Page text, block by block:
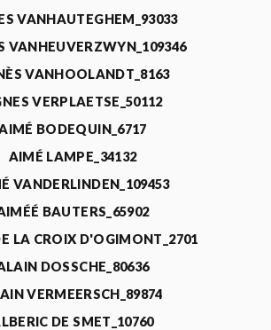
VANHAUTEGHEM_93033
VANHEUVERZWYN_109346
VANHOOLANDT_8163
VERPLAETSE_50112
BODEQUIN_6717
AIMÉ LAMPE_34132
VANDERLINDEN_109453
BAUTERS_65902
LA CROIX D'OGIMONT_2701
DOSSCHE_80636
VERMEERSCH_89874
DE SMET_10760